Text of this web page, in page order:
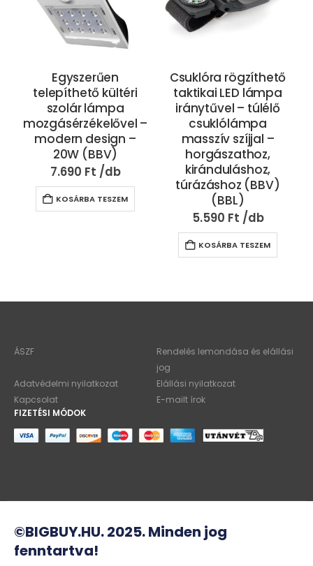
Egyszerűen
telepíthető kültéri
szolár lámpa
mozgásérzékelővel –
modern design –
20W (BBV)
7.690 Ft
KOSÁRBA TESZEM
Csuklóra rögzíthető
taktikai LED lámpa
iránytűvel – túlélő
csuklólámpa
masszív szíjjal –
horgászathoz,
kiránduláshoz,
túrázáshoz (BBV)
(BBL)
5.590 Ft
KOSÁRBA TESZEM
ÁSZF
Rendelés lemondása és elállási
jog
Adatvédelmi nyilatkozat
Elállási nyilatkozat
Kapcsolat
E-mailt írok
FIZETÉSI MÓDOK
©BIGBUY.HU. 2025. Minden jog
fenntartva!